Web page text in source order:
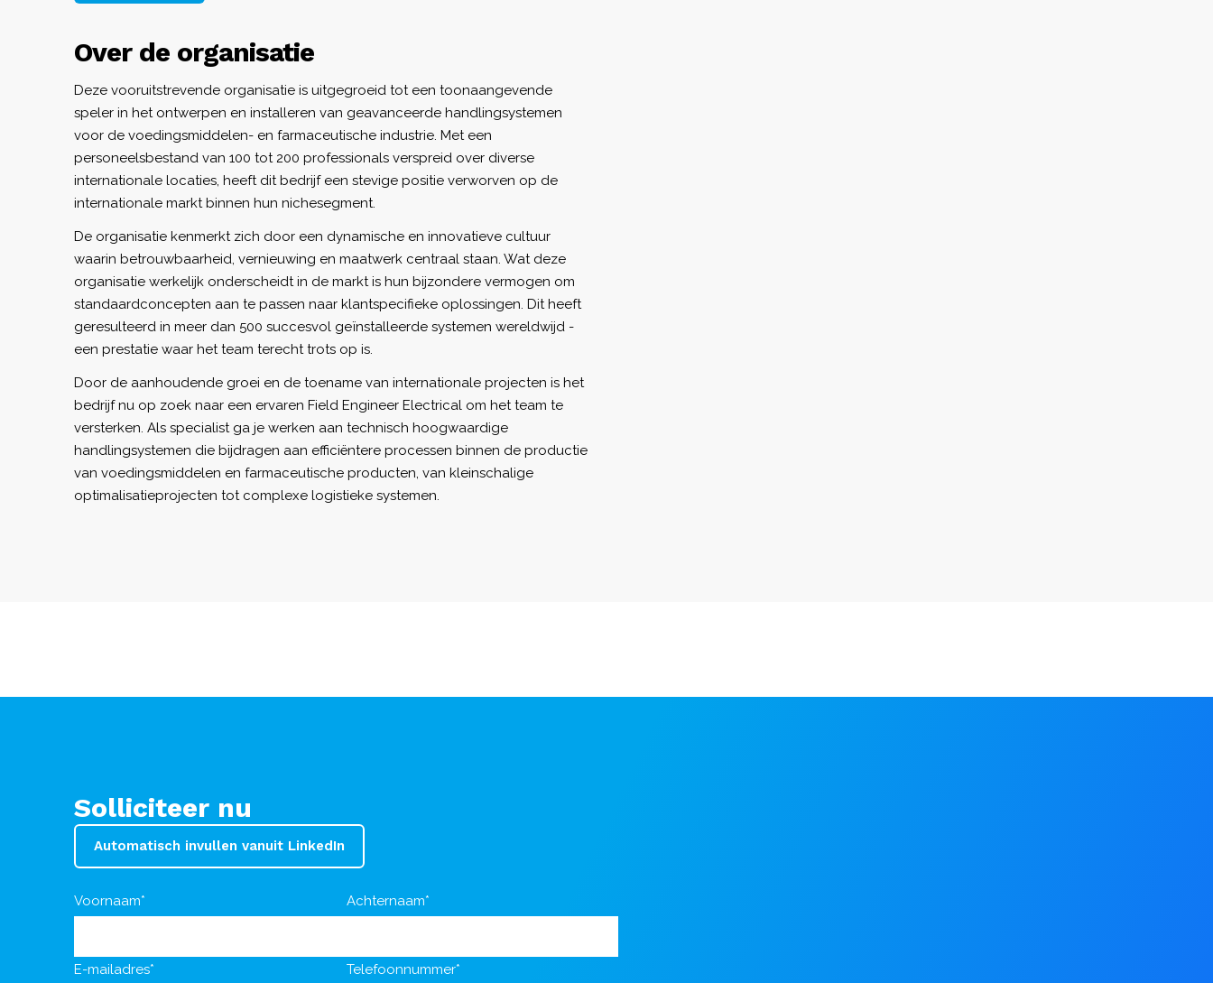
Over de organisatie
Deze vooruitstrevende organisatie is uitgegroeid tot een toonaangevende
speler in het ontwerpen en installeren van geavanceerde handlingsystemen
voor de voedingsmiddelen- en farmaceutische industrie. Met een
personeelsbestand van 100 tot 200 professionals verspreid over diverse
internationale locaties, heeft dit bedrijf een stevige positie verworven op de
internationale markt binnen hun nichesegment.
De organisatie kenmerkt zich door een dynamische en innovatieve cultuur
waarin betrouwbaarheid, vernieuwing en maatwerk centraal staan. Wat deze
organisatie werkelijk onderscheidt in de markt is hun bijzondere vermogen om
standaardconcepten aan te passen naar klantspecifieke oplossingen. Dit heeft
geresulteerd in meer dan 500 succesvol geïnstalleerde systemen wereldwijd -
een prestatie waar het team terecht trots op is.
Door de aanhoudende groei en de toename van internationale projecten is het
bedrijf nu op zoek naar een ervaren Field Engineer Electrical om het team te
versterken. Als specialist ga je werken aan technisch hoogwaardige
handlingsystemen die bijdragen aan efficiëntere processen binnen de productie
van voedingsmiddelen en farmaceutische producten, van kleinschalige
optimalisatieprojecten tot complexe logistieke systemen.
Solliciteer nu
Automatisch invullen vanuit LinkedIn
Voornaam* Achternaam*
E-mailadres* Telefoonnummer*